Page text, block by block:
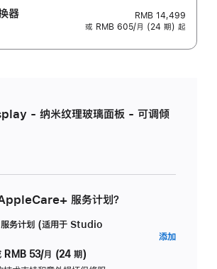
器
RMB 14,499
或 RMB 605/月 (24 期) 起
- 纳米纹理玻璃面板 - 可调倾
服务计划？
务计划 (适用于 Studio
RMB 53/月 (24 期)
添加